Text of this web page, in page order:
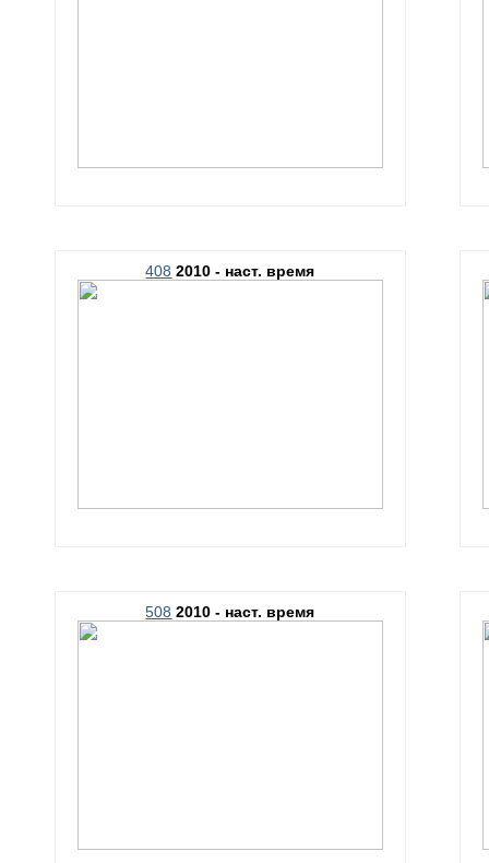
408 2010 - наст. время
508 2010 - наст. время